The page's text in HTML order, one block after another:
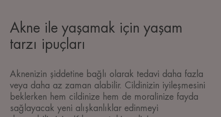
Akne ile yaşamak için yaşam
tarzı ipuçları
Aknenizin şiddetine bağlı olarak tedavi daha fazla
veya daha az zaman alabilir. Cildinizin iyileşmesini
beklerken hem cildinize hem de moralinize fayda
sağlayacak yeni alışkanlıklar edinmeyi